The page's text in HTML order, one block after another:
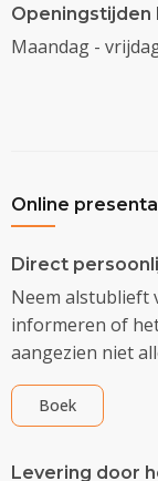
Openingstijden
Maandag -
Online
Direct
Neem alstublieft
informeren of
aangezien niet
Boek
Levering door